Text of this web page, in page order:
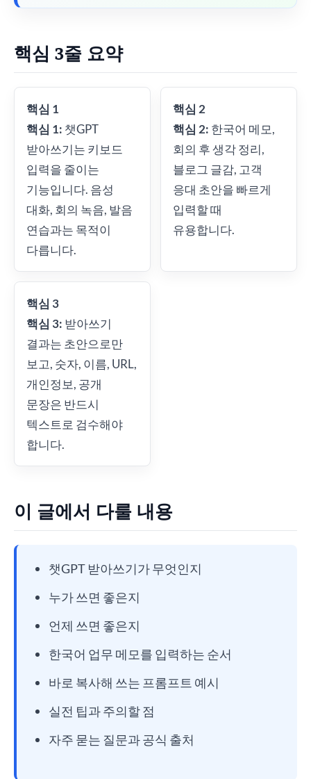
핵심 3줄 요약
핵심 1
핵심 1: 챗GPT
받아쓰기는 키보드
입력을 줄이는
기능입니다. 음성
대화, 회의 녹음, 발음
연습과는 목적이
다릅니다.
핵심 2
핵심 2: 한국어 메모,
회의 후 생각 정리,
블로그 글감, 고객
응대 초안을 빠르게
입력할 때
유용합니다.
핵심 3
핵심 3: 받아쓰기
결과는 초안으로만
보고, 숫자, 이름, URL,
개인정보, 공개
문장은 반드시
텍스트로 검수해야
합니다.
이 글에서 다룰 내용
챗GPT 받아쓰기가 무엇인지
누가 쓰면 좋은지
언제 쓰면 좋은지
한국어 업무 메모를 입력하는 순서
바로 복사해 쓰는 프롬프트 예시
실전 팁과 주의할 점
자주 묻는 질문과 공식 출처